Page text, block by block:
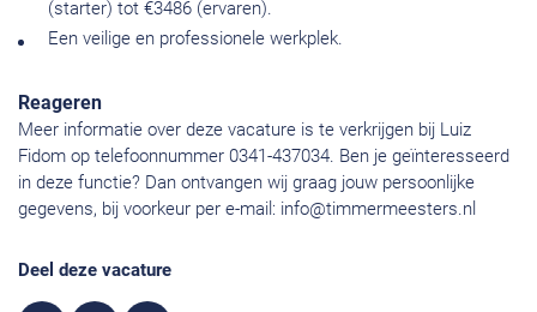
(starter) tot €3486 (ervaren).
Een veilige en professionele werkplek.
Reageren
Meer informatie over deze vacature is te verkrijgen bij Luiz
Fidom op telefoonnummer 0341-437034. Ben je geïnteresseerd
in deze functie? Dan ontvangen wij graag jouw persoonlijke
gegevens, bij voorkeur per e-mail: info@timmermeesters.nl
Deel deze vacature